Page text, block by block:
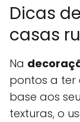
Dicas
casas
Na
pontos a ter
base aos
texturas, o